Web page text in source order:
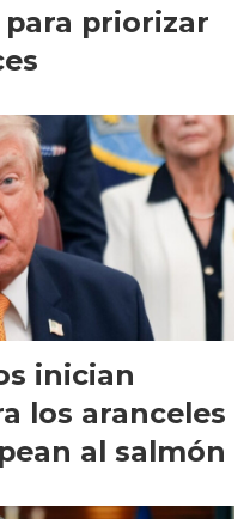
priorizar
inician
los aranceles
al salmón